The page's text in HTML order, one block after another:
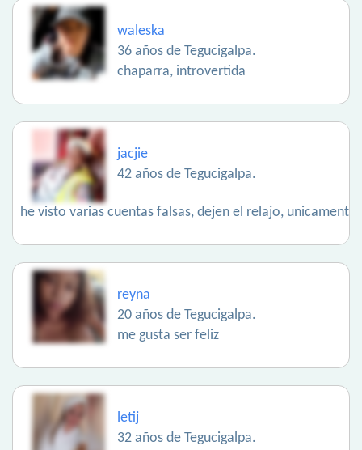
waleska
36 años de Tegucigalpa.
chaparra, introvertida
jacjie
42 años de Tegucigalpa.
he visto varias cuentas falsas, dejen el relajo,
reyna
20 años de Tegucigalpa.
me gusta ser feliz
letij
32 años de Tegucigalpa.